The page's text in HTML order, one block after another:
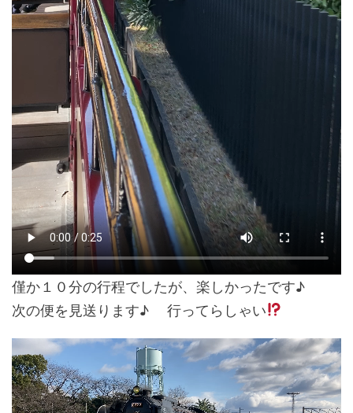
僅か１０分の行程でしたが、楽しかったです♪
次の便を見送ります♪ 行ってらしゃい